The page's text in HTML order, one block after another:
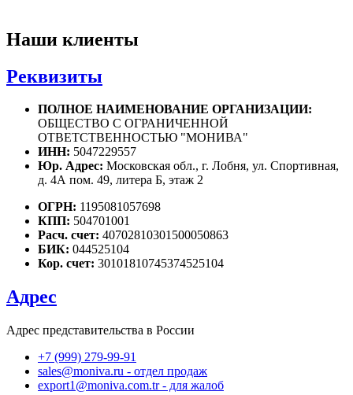
Наши клиенты
Реквизиты
ПОЛНОЕ НАИМЕНОВАНИЕ ОРГАНИЗАЦИИ:
ОБЩЕСТВО С ОГРАНИЧЕННОЙ
ОТВЕТСТВЕННОСТЬЮ "МОНИВА"
ИНН: 5047229557
Юр. Адрес: Московская обл., г. Лобня, ул. Спортивная,
д. 4А пом. 49, литера Б, этаж 2
ОГРН: 1195081057698
КПП: 504701001
Расч. счет: 40702810301500050863
БИК: 044525104
Кор. счет: 30101810745374525104
Адрес
Адрес представительства в России
+7 (999) 279-99-91
sales@moniva.ru - отдел продаж
export1@moniva.com.tr - для жалоб